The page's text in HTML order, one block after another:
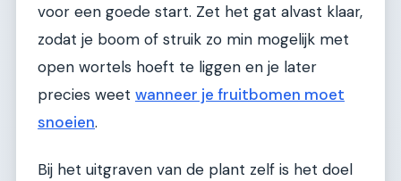
voor een goede start. Zet het gat alvast klaar,
zodat je boom of struik zo min mogelijk met
open wortels hoeft te liggen en je later
precies weet wanneer je fruitbomen moet
snoeien.
Bij het uitgraven van de plant zelf is het doel